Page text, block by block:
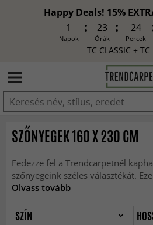
Happy Deals! 15%
1
Napok
23
Órák
24
Percek
TC CLASSIC + TC
HOZZÁADVA
SZŐNYEGEK 160 X 230 CM
Fedezze fel a Trendcarpetnél
szőnyegeink széles választékát.
Olvass tovább
SZÍN